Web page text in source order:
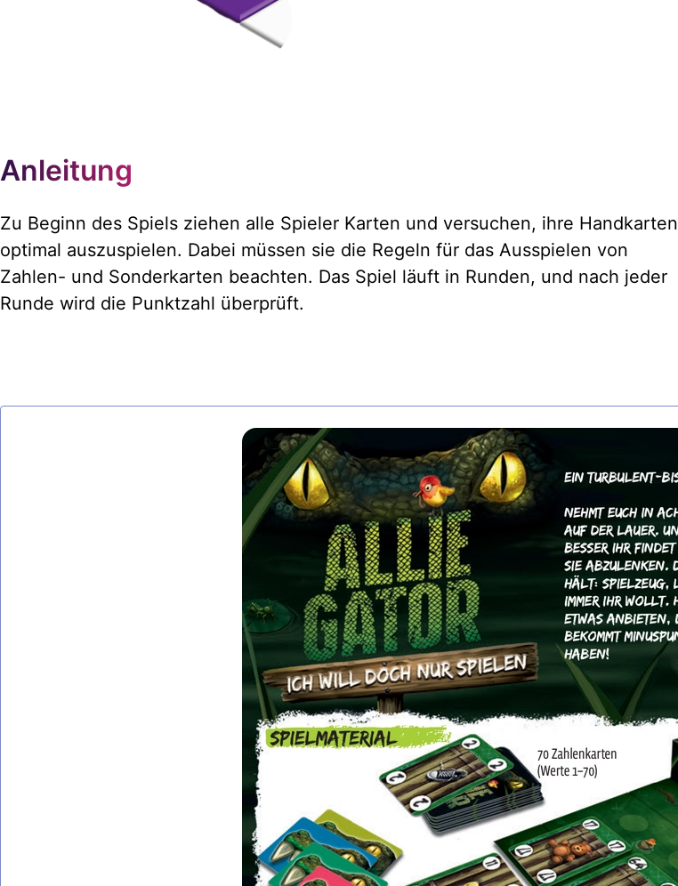
Anleitung
Zu Beginn des Spiels ziehen alle Spieler Karten und versuchen, ihre Handkarten
optimal auszuspielen. Dabei müssen sie die Regeln für das Ausspielen von
Zahlen- und Sonderkarten beachten. Das Spiel läuft in Runden, und nach jeder
Runde wird die Punktzahl überprüft.